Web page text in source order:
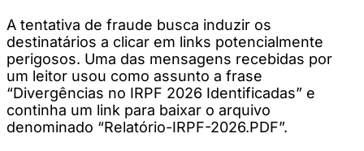
A tentativa de fraude busca induzir os
destinatários a clicar em links potencialmente
perigosos. Uma das mensagens recebidas por
um leitor usou como assunto a frase
“Divergências no IRPF 2026 Identificadas” e
continha um link para baixar o arquivo
denominado “Relatório-IRPF-2026.PDF”.